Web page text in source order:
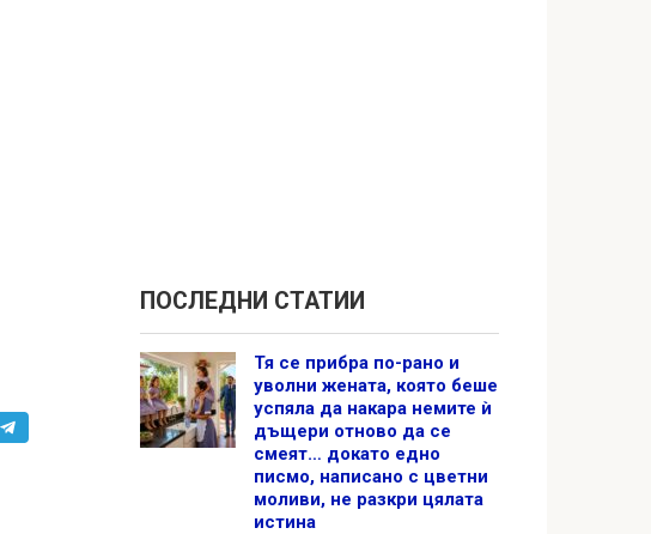
ПОСЛЕДНИ СТАТИИ
Тя се прибра по-рано и
уволни жената, която беше
успяла да накара немите ѝ
дъщери отново да се
смеят… докато едно
писмо, написано с цветни
моливи, не разкри цялата
истина